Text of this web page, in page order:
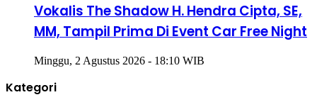
Vokalis The Shadow H. Hendra Cipta, SE,
MM, Tampil Prima Di Event Car Free Night
Minggu, 2 Agustus 2026 - 18:10 WIB
Kategori